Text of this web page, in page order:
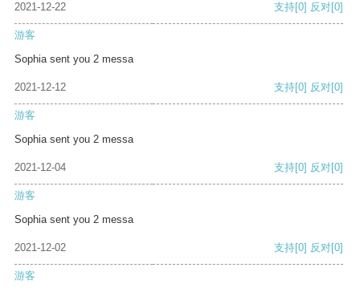
2021-12-22 支持[0] 反对[0]
游客
Sophia sent you 2 messa
2021-12-12 支持[0] 反对[0]
游客
Sophia sent you 2 messa
2021-12-04 支持[0] 反对[0]
游客
Sophia sent you 2 messa
2021-12-02 支持[0] 反对[0]
游客